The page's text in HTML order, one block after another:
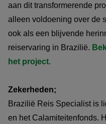
aan dit transformerende
alleen voldoening over de
ook als een blijvende
reiservaring in Brazilië.
het project.
Zekerheden;
Brazilië Reis Specialist is
en het Calamiteitenfonds.